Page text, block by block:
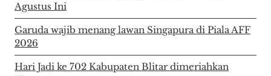
Agustus Ini
Garuda wajib menang lawan Singapura di Piala AFF
2026
Hari Jadi ke 702 Kabupaten Blitar dimeriahkan